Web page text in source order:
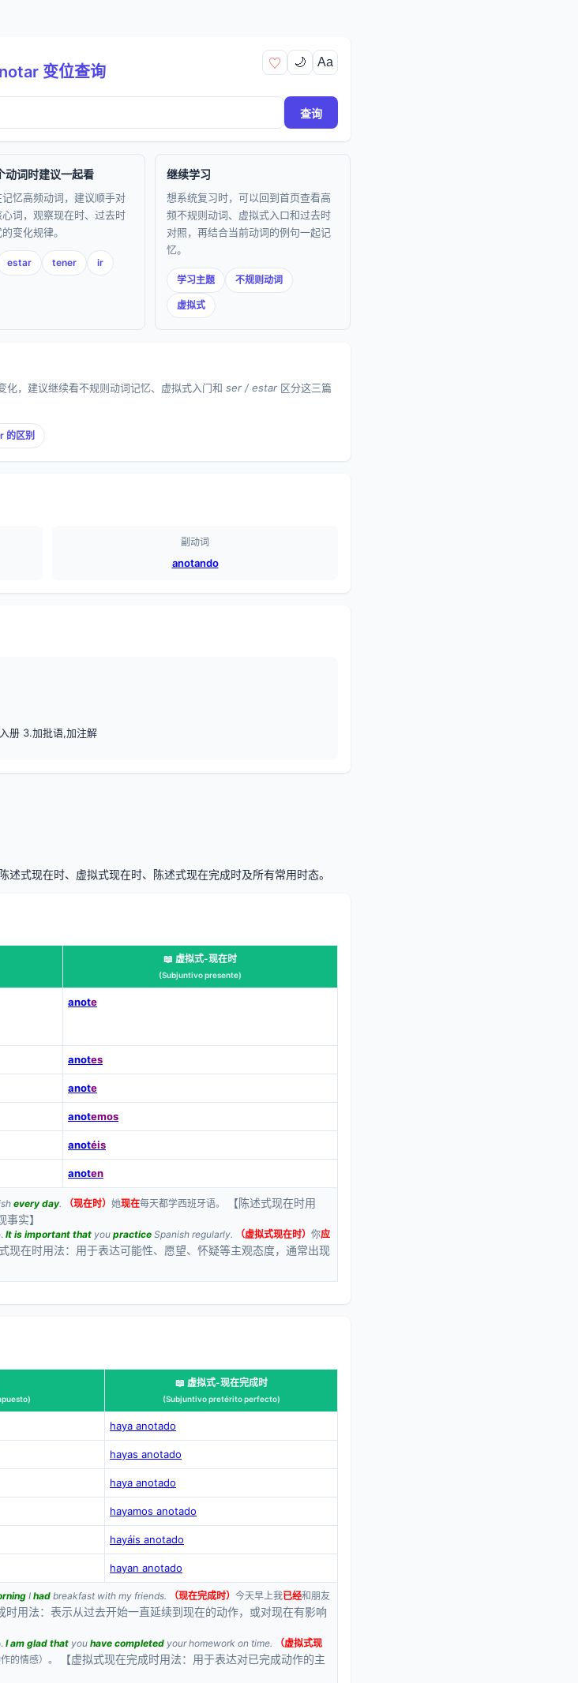
♡ 🌙 Aa
变位查询
查询
动词时建议一起看
忆高频动词，建议顺手对
心词，观察现在时、过去时
变化规律。
estar tener ir
继续学习
想系统复习时，可以回到首页查看高
频不规则动词、虚拟式入口和过去时
对照，再结合当前动词的例句一起记
忆。
学习主题 不规则动词
虚拟式
，建议继续看不规则动词记忆、虚拟式入门和 ser / estar 区分这三篇
的区别
副动词
anotando
册 3.加批语,加注解
式现在时、虚拟式现在时、陈述式现在完成时及所有常用时态。
📖 虚拟式-现在时
(Subjuntivo presente)
anote
anotes
anote
anotemos
anotéis
anoten
every day. （现在时） 她现在每天都学西班牙语。
【陈述式现在时用
实】
It is important that you practice Spanish regularly. （虚拟式现在时） 你应
式现在时用法：用于表达可能性、愿望、怀疑等主观态度，通常出现
📖 虚拟式-现在完成时
(Subjuntivo pretérito perfecto)
haya anotado
hayas anotado
haya anotado
hayamos anotado
hayáis anotado
hayan anotado
I had breakfast with my friends. （现在完成时） 今天早上我已经和朋友
时用法：表示从过去开始一直延续到现在的动作，或对现在有影响
I am glad that you have completed your homework on time.
（虚拟式现
的情感）。
【虚拟式现在完成时用法：用于表达对已完成动作的主